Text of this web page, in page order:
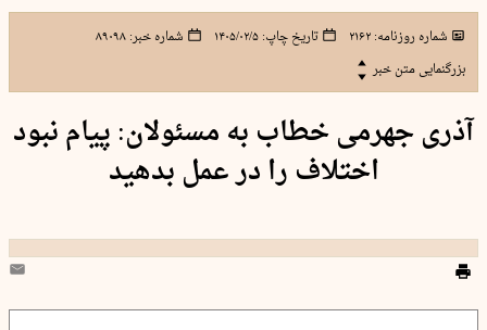
شماره روزنامه:۲۱۶۲ تاریخ چاپ:۱۴۰۵/۰۲/۵ شماره خبر:۸۹۰۹۸
بزرگنمایی متن خبر
آذری جهرمی خطاب به مسئولان: پیام نبود
اختلاف را در عمل بدهید